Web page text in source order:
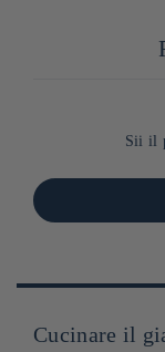
Sii il
Cucinare il